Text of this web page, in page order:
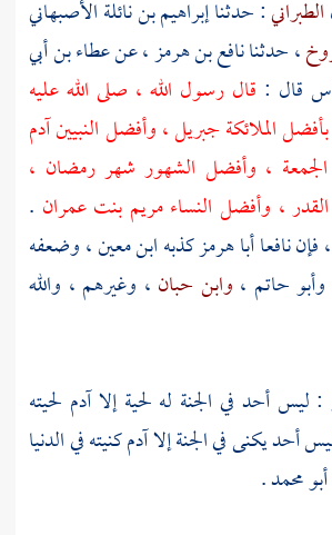
الطبراني: حدثناإبراهيم بن نائلة الأصبهاني
، حدثنانافع بن هرمز، عنعطاء بن أبي
قال : قال رسول الله ، صلى الله عليه
الملائكةجبريل، وأفضل النبيينآدم
الجمعة ، وأفضل الشهور شهر رمضان ،
القدر ، وأفضل النساءمريم بنت عمران .
فإننافعا أبا هرمزكذبهابن معين، وضعفه
وأبو حاتم ، وابن حبان ، وغيرهم ، والله
: ليس أحد في الجنة له لحية إلاآدم لحيته
أحد يكنى في الجنة إلاآدمكنيته في الدنيا
أبو محمد.